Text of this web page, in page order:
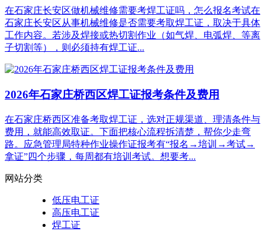
在石家庄长安区做机械维修需要考焊工证吗，怎么报名考试在
石家庄长安区从事机械维修是否需要考取焊工证，‌取决于具体
工作内容‌。若涉及‌焊接或热切割作业‌（如气焊、电弧焊、等离
子切割等），则‌必须持有焊工证...
2026年石家庄桥西区焊工证报考条件及费用
在石家庄桥西区准备考取焊工证，选对正规渠道、理清条件与
费用，就能高效取证。下面把核心流程拆清楚，帮你少走弯
路。应急管理局特种作业操作证报考有“报名→培训→考试→
拿证”四个步骤，每周都有培训考试。想要考...
网站分类
低压电工证
高压电工证
焊工证